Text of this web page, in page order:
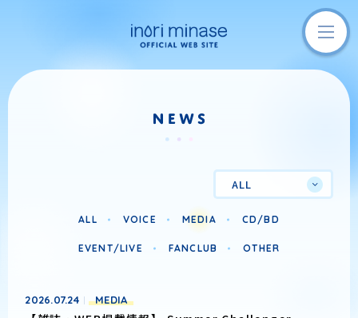
ALL
ALL VOICE MEDIA CD/BD
EVENT/LIVE FANCLUB OTHER
2026.07.24 MEDIA